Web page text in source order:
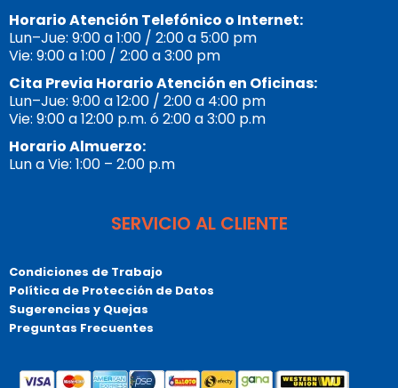
Horario Atención Telefónico o Internet:
Lun–Jue: 9:00 a 1:00 / 2:00 a 5:00 pm
Vie: 9:00 a 1:00 / 2:00 a 3:00 pm
Cita Previa Horario Atención en Oficinas:
Lun–Jue: 9:00 a 12:00 / 2:00 a 4:00 pm
Vie: 9:00 a 12:00 p.m. ó 2:00 a 3:00 p.m
Horario Almuerzo:
Lun a Vie: 1:00 – 2:00 p.m
SERVICIO AL CLIENTE
Condiciones de Trabajo
Política de Protección de Datos
Sugerencias y Quejas
Preguntas Frecuentes